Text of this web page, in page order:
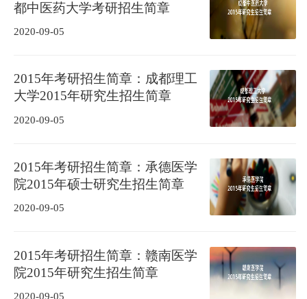
都中医药大学考研招生简章
2020-09-05
2015年考研招生简章：成都理工
大学2015年研究生招生简章
2020-09-05
2015年考研招生简章：承德医学
院2015年硕士研究生招生简章
2020-09-05
2015年考研招生简章：赣南医学
院2015年研究生招生简章
2020-09-05